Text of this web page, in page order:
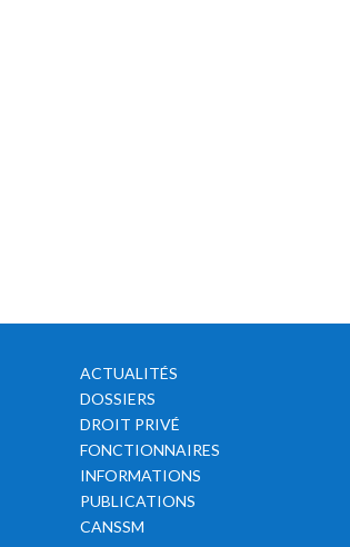
ACTUALITÉS
DOSSIERS
DROIT PRIVÉ
FONCTIONNAIRES
INFORMATIONS
PUBLICATIONS
CANSSM